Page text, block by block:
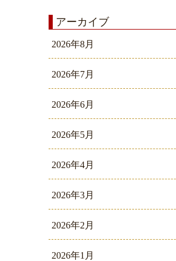
アーカイブ
2026年8月
2026年7月
2026年6月
2026年5月
2026年4月
2026年3月
2026年2月
2026年1月